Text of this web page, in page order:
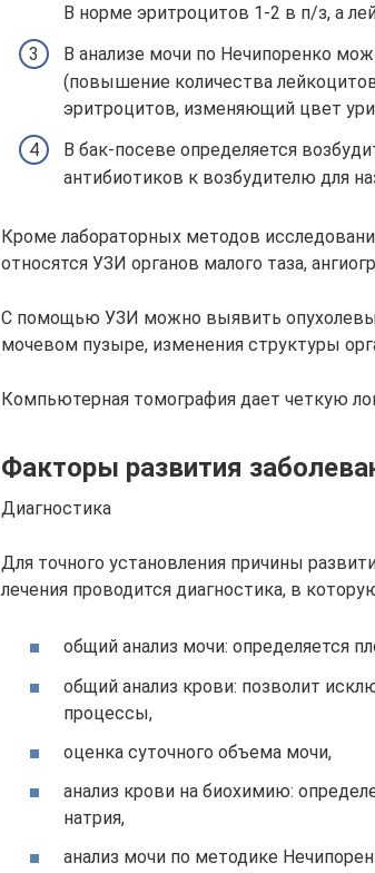
В норме эритроцитов 1-2 в п/з, а
В анализе мочи по Нечипоренко
(повышение количества
эритроцитов, изменяющий цвет
В бак-посеве определяется
антибиотиков к возбудителю для
Кроме лабораторных методов
относятся УЗИ органов малого таза,
С помощью УЗИ можно выявить
мочевом пузыре, изменения структуры
Компьютерная томография дает четкую
Факторы развития
Диагностика
Для точного установления причины
лечения проводится диагностика, в
общий анализ мочи: определяется
общий анализ крови: позволит
процессы,
оценка суточного объема мочи,
анализ крови на биохимию:
натрия,
анализ мочи по методике